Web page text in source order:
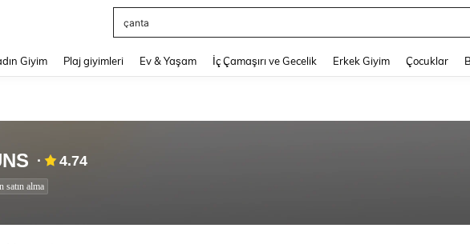
Squshy
Giyim Plaj giyimleri Ev & Yaşam İç Çamaşırı ve Gecelik Erkek Giyim Çocuklar
4.74
satın alma